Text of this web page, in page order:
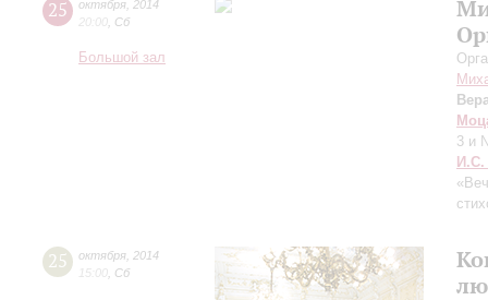
25 октября 2014
20:00 Сб
Большой зал
3 и
И.С.
25 октября 2014
15:00 Сб